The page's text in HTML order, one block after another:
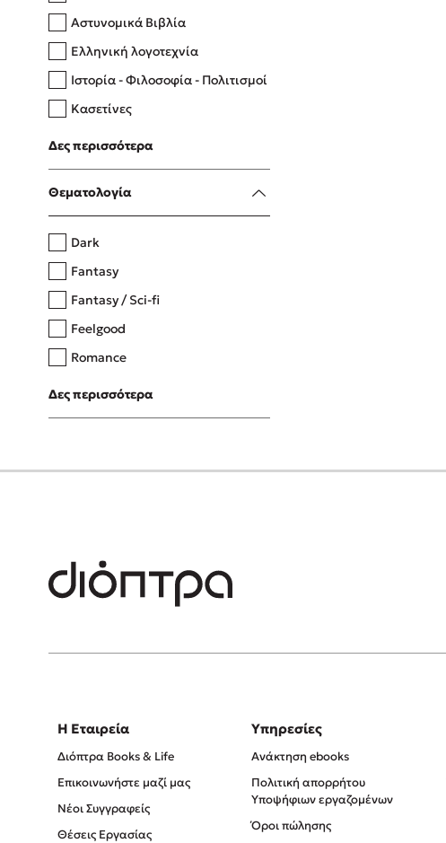
Δανάη Δεληγεώργη
Πάνω, κάτω, μπροστά, πίσω
Η μέθοδος Αφήστε τους
Αστυνομικά Βιβλία
Ελληνική λογοτεχνία
Ιστορία - Φιλοσοφία - Πολιτισμοί
Κασετίνες
Λευκώματα - Έγχρωμοι οδηγοί
Μαγειρική
Δες περισσότερα
Θεματολογία
Dark
Fantasy
Fantasy / Sci-fi
Feelgood
Romance
Upmarket
Young Adult
Δες περισσότερα
Η Εταιρεία
Διόπτρα Books & Life
Επικοινωνήστε μαζί μας
Νέοι Συγγραφείς
Θέσεις Εργασίας
Υπηρεσίες
Ανάκτηση ebooks
Πολιτική απορρήτου
Υποψήφιων εργαζομένων
Όροι πώλησης